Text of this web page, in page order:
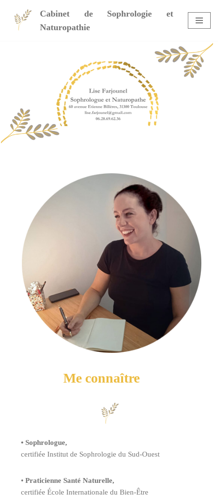
Aller
Cabinet de Sophrologie et
Naturopathie
Me connaître
• Sophrologue,
certifiée Institut de Sophrologie du Sud-Ouest
• Praticienne Santé Naturelle,
certifiée École Internationale du Bien-Être